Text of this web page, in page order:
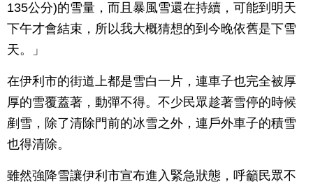
135公分)的雪量，而且暴風雪還在持續，可能到明天
下午才會結束，所以我大概猜想的到今晚依舊是下雪
天。」
在伊利市的街道上都是雪白一片，連車子也完全被厚
厚的雪覆蓋著，動彈不得。不少民眾趁著雪停的時候
剷雪，除了清除門前的冰雪之外，連戶外車子的積雪
也得清除。
雖然強降雪讓伊利市宣布進入緊急狀態，呼籲民眾不